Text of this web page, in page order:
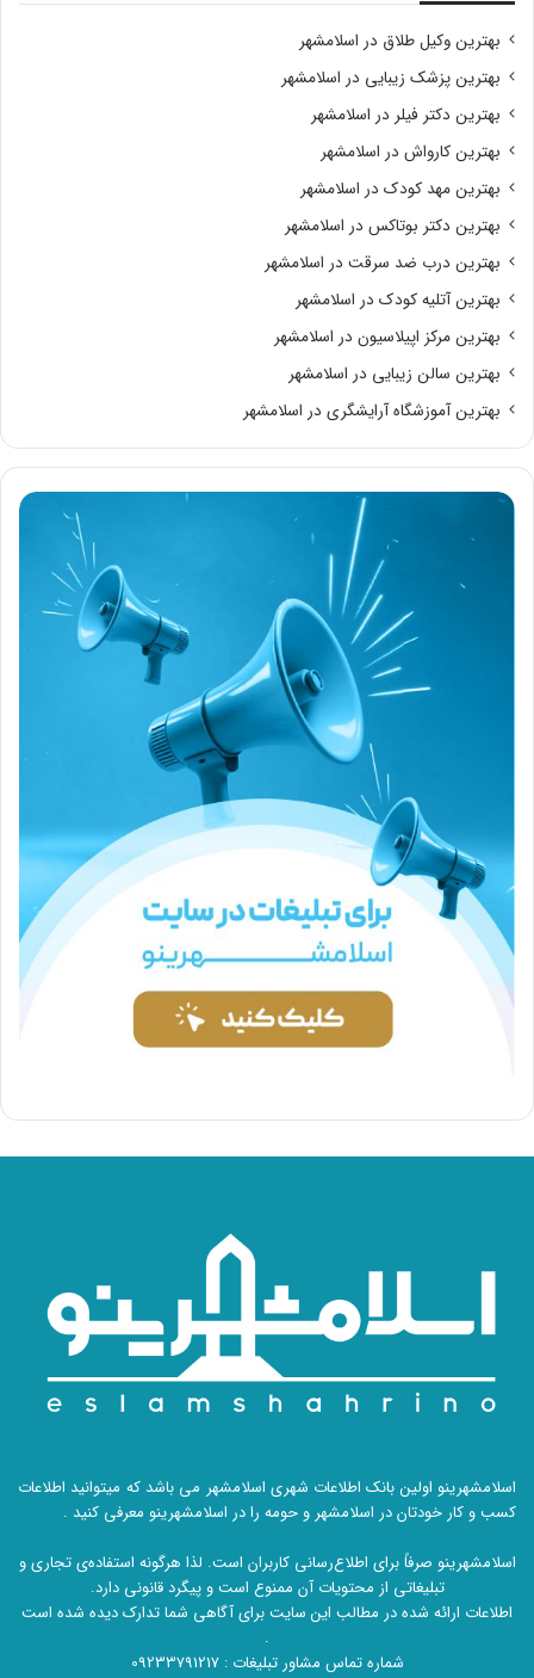
بهترین وکیل طلاق در اسلامشهر
بهترین پزشک زیبایی در اسلامشهر
بهترین دکتر فیلر در اسلامشهر
بهترین کارواش در اسلامشهر
بهترین مهد کودک در اسلامشهر
بهترین دکتر بوتاکس در اسلامشهر
بهترین درب ضد سرقت در اسلامشهر
بهترین آتلیه کودک در اسلامشهر
بهترین مرکز اپیلاسیون در اسلامشهر
بهترین سالن زیبایی در اسلامشهر
بهترین آموزشگاه آرایشگری در اسلامشهر
اسلامشهرینو اولین بانک اطلاعات شهری اسلامشهر می باشد که میتوانید اطلاعات
کسب و کار خودتان در اسلامشهر و حومه را در اسلامشهرینو معرفی کنید .
اسلامشهرینو صرفاً برای اطلاع‌رسانی کاربران است. لذا هرگونه استفاده‌ی تجاری و
تبلیغاتی از محتویات آن ممنوع است و پیگرد قانونی دارد.
اطلاعات ارائه شده در مطالب این سایت برای آگاهی شما تدارک دیده شده است
.
شماره تماس مشاور تبلیغات :09233791217